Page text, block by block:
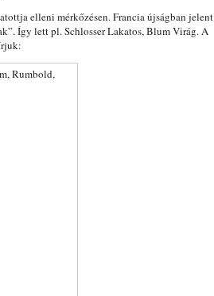
elleni mérkőzésen. Francia újságban jelent
Így lett pl. Schlosser Lakatos, Blum Virág. A